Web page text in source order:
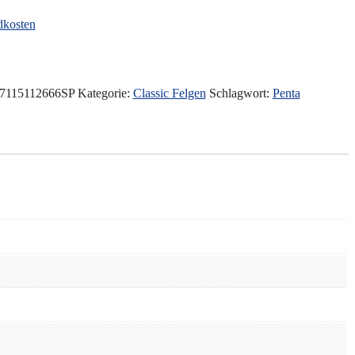
Kategorie: Classic Felgen Schlagwort: Penta